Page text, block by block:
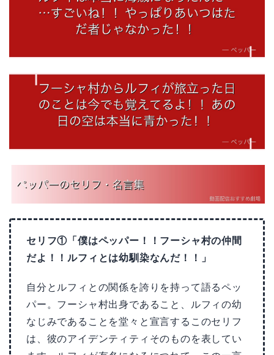
セリフ①「僕はペッパー！！フーシャ村の仲間
だよ！！ルフィとは幼馴染なんだ！！」
自分とルフィとの関係を誇りを持って語るペッ
パー。フーシャ村出身であること、ルフィの幼
なじみであることを堂々と宣言するこのセリフ
は、彼のアイデンティティそのものを表してい